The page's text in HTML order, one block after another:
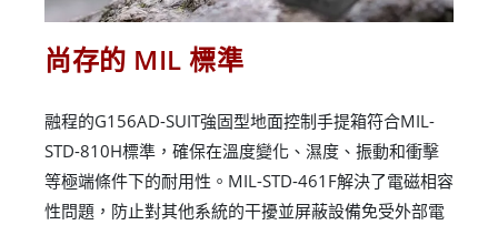
尚存的 MIL 標準
融程的G156AD-SUIT強固型地面控制手提箱符合MIL-
STD-810H標準，確保在溫度變化、濕度、振動和衝擊
等極端條件下的耐用性。MIL-STD-461F解決了電磁相容
性問題，防止對其他系統的干擾並屏蔽設備免受外部電